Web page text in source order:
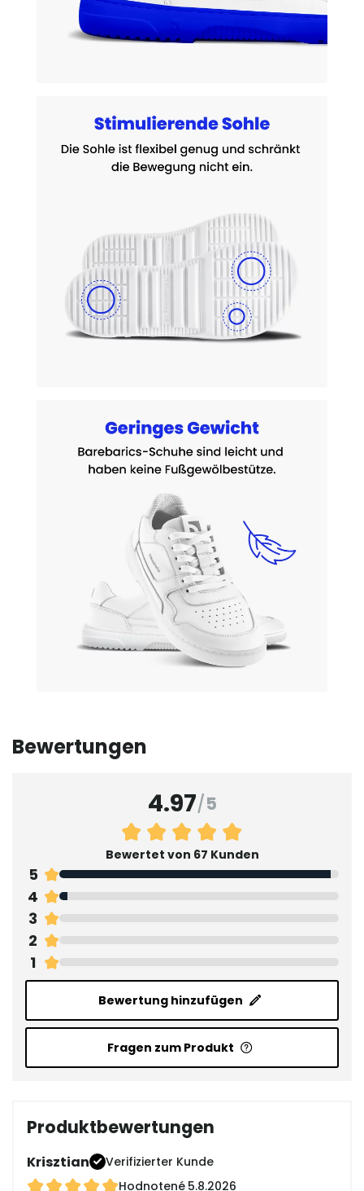
Bewertungen
4.97/5
Bewertet von 67 Kunden
5
4
3
2
1
Bewertung hinzufügen
Fragen zum Produkt
Produktbewertungen
Krisztian
Verifizierter Kunde
Hodnotené 5.8.2026